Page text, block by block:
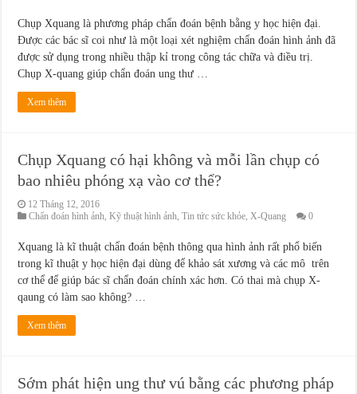
Chụp Xquang là phương pháp chẩn đoán bệnh bằng y học hiện đại.
Được các bác sĩ coi như là một loại xét nghiệm chẩn đoán hình ảnh đã
được sử dụng trong nhiều thập kỉ trong công tác chữa và điều trị.
Chụp X-quang giúp chẩn đoán ung thư …
Xem thêm
Chụp Xquang có hại không và mỗi lần chụp có
bao nhiêu phóng xạ vào cơ thể?
12 Tháng 12, 2016
Chẩn đoán hình ảnh,Kỹ thuật hình ảnh,Tin tức sức khỏe,X-Quang 0
Xquang là kĩ thuật chẩn đoán bệnh thông qua hình ảnh rất phổ biến
trong kĩ thuật y học hiện đại dùng để khảo sát xương và các mô trên
cơ thể để giúp bác sĩ chẩn đoán chính xác hơn. Có thai mà chụp X-
qaung có làm sao không? …
Xem thêm
Sớm phát hiện ung thư vú bằng các phương pháp